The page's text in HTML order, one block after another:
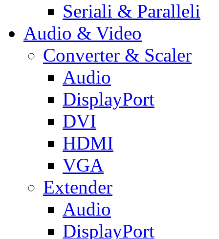
Seriali & Paralleli
Audio & Video
Converter & Scaler
Audio
DisplayPort
DVI
HDMI
VGA
Extender
Audio
DisplayPort